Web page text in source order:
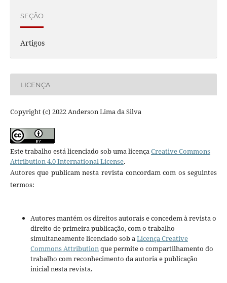
SEÇÃO
Artigos
LICENÇA
Copyright (c) 2022 Anderson Lima da Silva
Este trabalho está licenciado sob uma licençaCreative Commons
Attribution 4.0 International License.
Autores que publicam nesta revista concordam com os seguintes
termos:
Autores mantém os direitos autorais e concedem à revista o
direito de primeira publicação, com o trabalho
simultaneamente licenciado sob aLicença Creative
Commons Attributionque permite o compartilhamento do
trabalho com reconhecimento da autoria e publicação
inicial nesta revista.